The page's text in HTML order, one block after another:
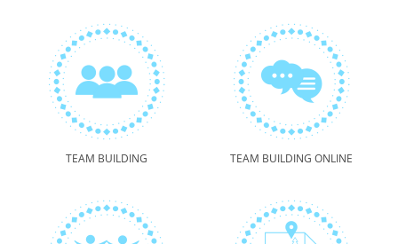
TEAM BUILDING TEAM BUILDING ONLINE